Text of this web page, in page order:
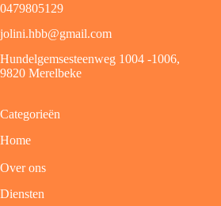
0479805129
jolini.hbb@gmail.com
Hundelgemsesteenweg 1004 -1006,
9820 Merelbeke
Categorieën
Home
Over ons
Diensten